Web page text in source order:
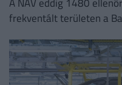
frekventált területen a